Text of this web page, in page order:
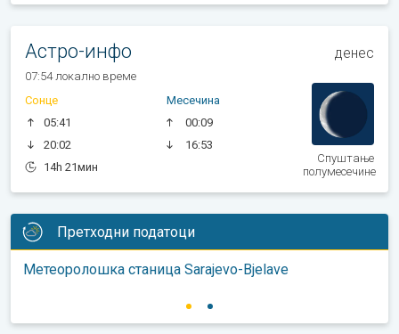
Астро-инфо денес
07:54 локално време
Сонце
05:41
20:02
14h 21мин
Месечина
00:09
16:53
Спуштање
полумесечине
Претходни податоци
Метеоролошка станица Sarajevo-Bjelave